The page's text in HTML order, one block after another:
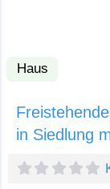
Haus
in Siedlung